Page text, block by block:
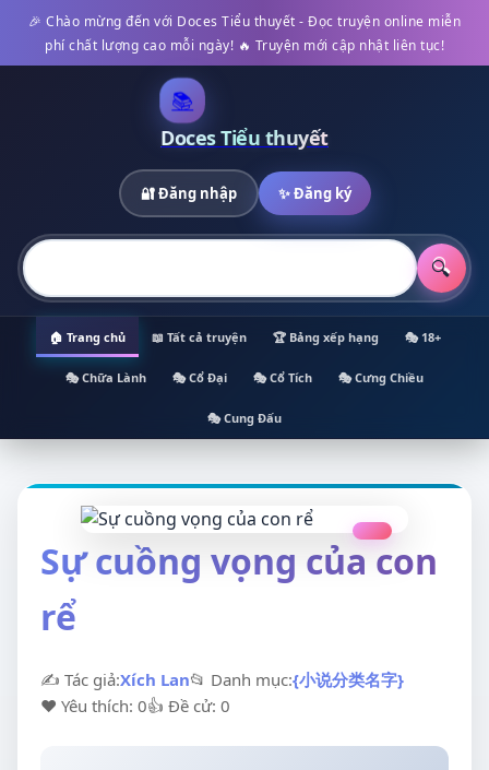
🎉 Chào mừng đến với Doces Tiểu thuyết - Đọc truyện online miễn
phí chất lượng cao mỗi ngày! 🔥 Truyện mới cập nhật liên tục!
📚
Doces Tiểu thuyết
🔍
🔐 Đăng nhập ✨ Đăng ký
🏠 Trang chủ 📖 Tất cả truyện 🏆 Bảng xếp hạng 🎭 18+
🎭 Chữa Lành 🎭 Cổ Đại 🎭 Cổ Tích 🎭 Cưng Chiều
🎭 Cung Đấu
Sự cuồng vọng của con
rể
✍️ Tác giả:Xích Lan📂 Danh mục:{小说分类名字}
❤️ Yêu thích: 0👍 Đề cử: 0